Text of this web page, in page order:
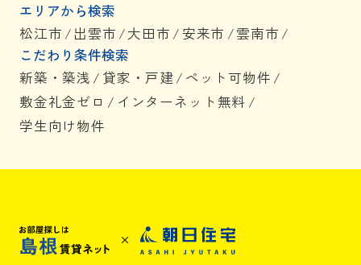
エリアから検索
松江市 / 出雲市 /大田市 / 安来市 /雲南市 /
こだわり条件検索
新築・築浅 / 貸家・戸建/ ペット可物件 /
敷金礼金ゼロ / インターネット無料 /
学生向け物件